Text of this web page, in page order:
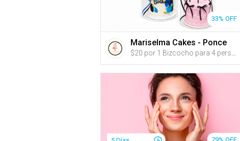
33% OFF
Mariselma Cakes - Ponce